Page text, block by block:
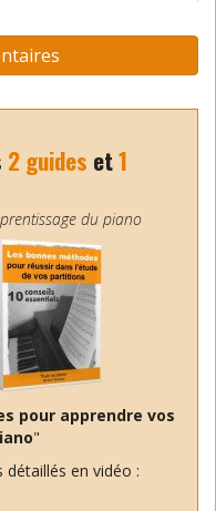
sur disque dur
pas.Vous
avez un piano
vous parlez plus loin
piano numérique
2 guides et1
du piano
pour apprendre vos
"
détaillés en vidéo :